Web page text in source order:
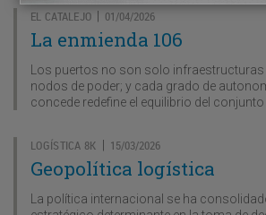
EL CATALEJO | 01/04/2026
La enmienda 106
Los puertos no son solo
nodos de poder; y cada grado de
concede redefine el equilibrio del conjunto
LOGÍSTICA 8K | 15/03/2026
Geopolítica logística
La política internacional se ha